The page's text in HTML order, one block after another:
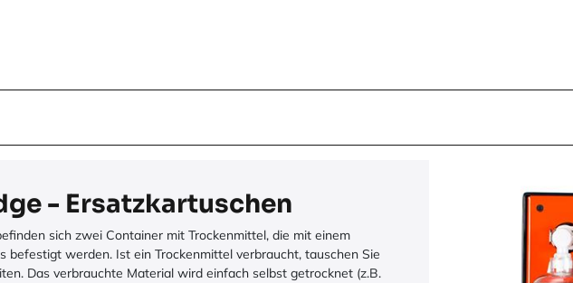
- Ersatzkartuschen
sich zwei Container mit Trockenmittel, die mit einem
befestigt werden. Ist ein Trockenmittel verbraucht, tauschen Sie
Das verbrauchte Material wird einfach selbst getrocknet (z.B.